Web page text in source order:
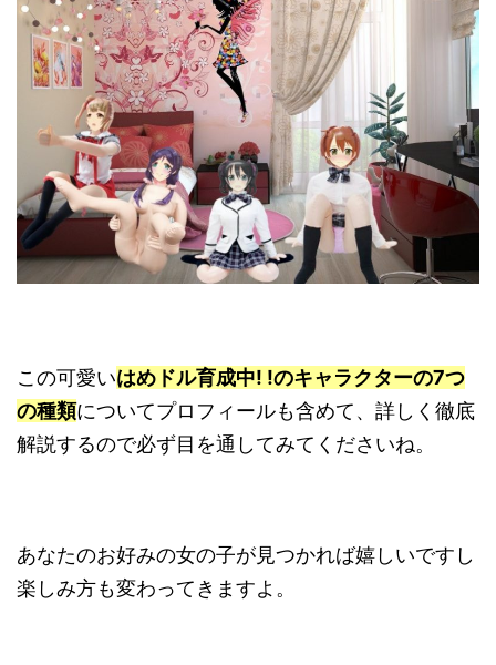
この可愛いはめドル育成中! !のキャラクターの7つ
の種類についてプロフィールも含めて、詳しく徹底
解説するので必ず目を通してみてくださいね。
あなたのお好みの女の子が見つかれば嬉しいですし
楽しみ方も変わってきますよ。